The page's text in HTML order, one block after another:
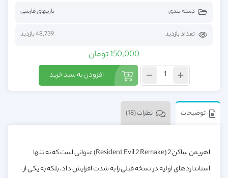
دسته بندی بازیهای فارسی
تعداد بازدید 48,739 بازدید
150,000تومان
افزودن به سبد خرید
توضیحات نظرات (18)
اهریمن ساکن 2 (Resident Evil 2 Remake) عنوانی است که نه تنها
استانداردهای اولیه در نسخه قبلی را به شدت افزایش داد، بلکه به یکی از